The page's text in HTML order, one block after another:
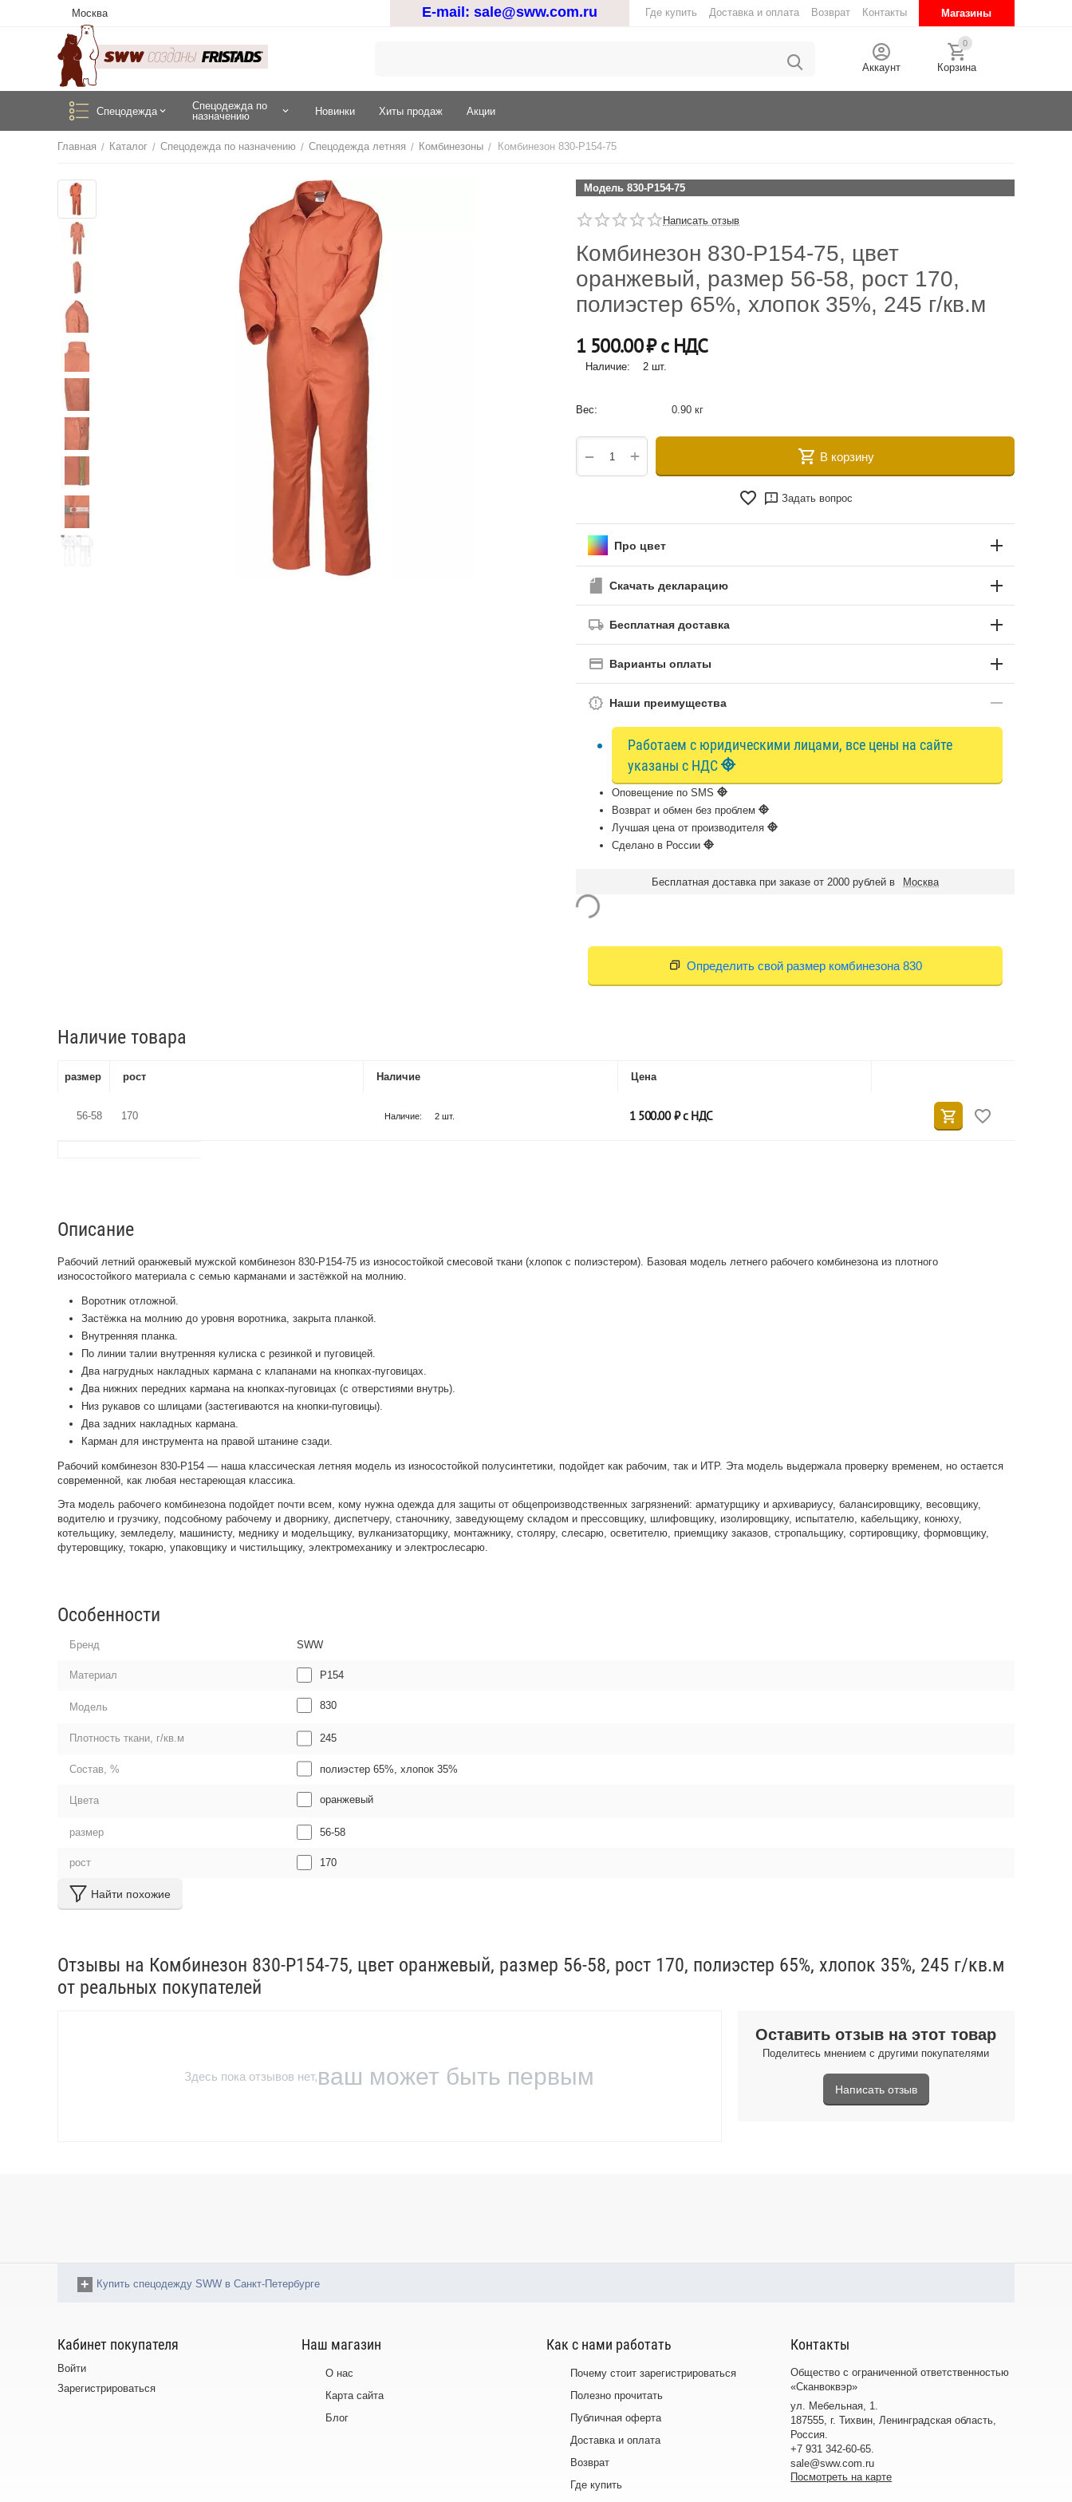
Москва Магазины
Где купить Доставка и оплата Возврат Контакты
E-mail: sale@sww.com.ru
Аккаунт
0
Корзина
Спецодежда
Спецодежда по
назначению
Новинки Хиты продаж Акции
Главная / Каталог / Спецодежда по назначению / Спецодежда летняя / Комбинезоны / Комбинезон 830-P154-75
Модель 830-P154-75
Написать отзыв
Комбинезон 830-P154-75, цвет
оранжевый, размер 56-58, рост 170,
полиэстер 65%, хлопок 35%, 245 г/кв.м
1 500.00₽ с НДС
Наличие: 2 шт.
Вес: 0.90 кг
+
− В корзину
Задать вопрос
Про цвет
Скачать декларацию
Бесплатная доставка
Варианты оплаты
Наши преимущества
Работаем с юридическими лицами, все цены на сайте
указаны с НДС
Оповещение по SMS
Возврат и обмен без проблем
Лучшая цена от производителя
Сделано в России
Бесплатная доставка при заказе от 2000 рублей в Москва
Определить свой размер комбинезона 830
Наличие товара
размер рост Наличие Цена
56-58 170 Наличие: 2 шт. 1 500.00 ₽ с НДС
Описание
Рабочий летний оранжевый мужской комбинезон 830-P154-75 из износостойкой смесовой ткани (хлопок с полиэстером). Базовая модель летнего рабочего комбинезона из плотного
износостойкого материала с семью карманами и застёжкой на молнию.
Воротник отложной.
Застёжка на молнию до уровня воротника, закрыта планкой.
Внутренняя планка.
По линии талии внутренняя кулиска с резинкой и пуговицей.
Два нагрудных накладных кармана с клапанами на кнопках-пуговицах.
Два нижних передних кармана на кнопках-пуговицах (с отверстиями внутрь).
Низ рукавов со шлицами (застегиваются на кнопки-пуговицы).
Два задних накладных кармана.
Карман для инструмента на правой штанине сзади.
Рабочий комбинезон 830-P154 — наша классическая летняя модель из износостойкой полусинтетики, подойдет как рабочим, так и ИТР. Эта модель выдержала проверку временем, но остается
современной, как любая нестареющая классика.
Эта модель рабочего комбинезона подойдет почти всем, кому нужна одежда для защиты от общепроизводственных загрязнений: арматурщику и архивариусу, балансировщику, весовщику,
водителю и грузчику, подсобному рабочему и дворнику, диспетчеру, станочнику, заведующему складом и прессовщику, шлифовщику, изолировщику, испытателю, кабельщику, конюху,
котельщику, земледелу, машинисту, меднику и модельщику, вулканизаторщику, монтажнику, столяру, слесарю, осветителю, приемщику заказов, стропальщику, сортировщику, формовщику,
футеровщику, токарю, упаковщику и чистильщику, электромеханику и электрослесарю.
Особенности
Бренд SWW
Материал P154
Модель 830
Плотность ткани, г/кв.м 245
Состав, % полиэстер 65%, хлопок 35%
Цвета оранжевый
размер 56-58
рост 170
Найти похожие
Отзывы на Комбинезон 830-P154-75, цвет оранжевый, размер 56-58, рост 170, полиэстер 65%, хлопок 35%, 245 г/кв.м
от реальных покупателей
Здесь пока отзывов нет,ваш может быть первым
Оставить отзыв на этот товар
Поделитесь мнением с другими покупателями
Написать отзыв
Купить спецодежду SWW в Санкт-Петербурге
Кабинет покупателя
Войти
Зарегистрироваться
Наш магазин
О нас
Карта сайта
Блог
Как с нами работать
Почему стоит зарегистрироваться
Полезно прочитать
Публичная оферта
Доставка и оплата
Возврат
Где купить
Контакты
Общество с ограниченной ответственностью
«Сканвоквэр»
ул. Мебельная, 1.
187555, г. Тихвин, Ленинградская область,
Россия.
+7 931 342-60-65.
sale@sww.com.ru
Посмотреть на карте